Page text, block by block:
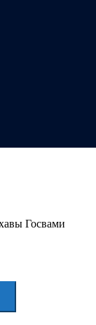
Госвами